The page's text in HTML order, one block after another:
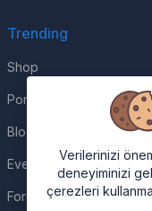
Trending
Shop
Portfolio
Blog
Events
Forums
Verilerinizi
deneyiminizi
çerezleri